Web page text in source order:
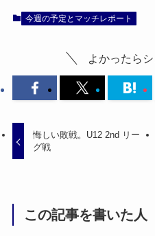
今週の予定とマッチレポート
よかったら
悔しい敗戦。U12 2nd リー
グ戦
この記事を書いた人